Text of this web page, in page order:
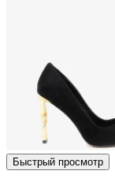
Быстрый просмотр